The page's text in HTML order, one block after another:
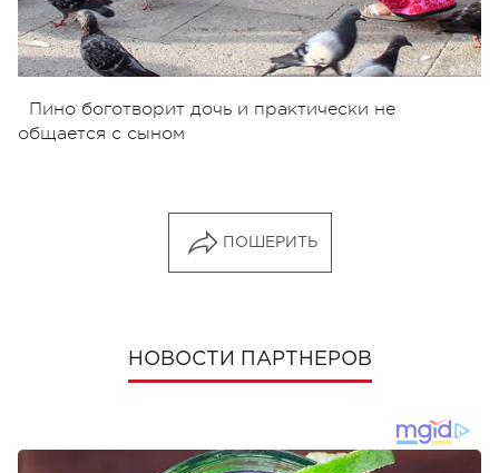
Пино боготворит дочь и практически не
общается с сыном
ПОШЕРИТЬ
НОВОСТИ ПАРТНЕРОВ